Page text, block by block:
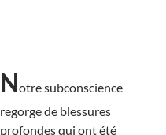
Notre subconscience
regorge de blessures
profondes qui ont été